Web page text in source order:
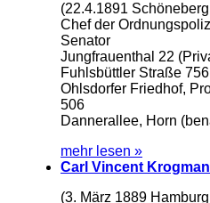
(22.4.1891
Chef der
Senator
Jungfrauenthal 22
Fuhlsbüttler Straße
Ohlsdorfer Friedhof,
506
Dannerallee, Horn
mehr lesen »
Carl Vincent
(3. März 1889